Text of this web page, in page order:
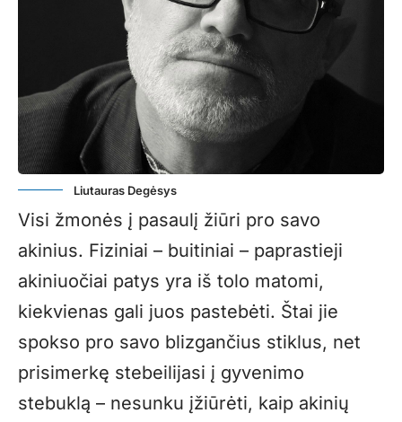
Liutauras Degėsys
Visi žmonės į pasaulį žiūri pro savo
akinius. Fiziniai – buitiniai – paprastieji
akiniuočiai patys yra iš tolo matomi,
kiekvienas gali juos pastebėti. Štai jie
spokso pro savo blizgančius stiklus, net
prisimerkę stebeilijasi į gyvenimo
stebuklą – nesunku įžiūrėti, kaip akinių